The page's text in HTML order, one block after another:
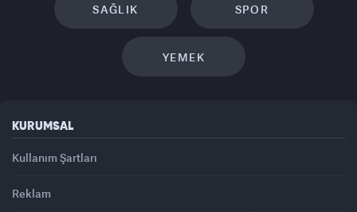
SAĞLIK SPOR
YEMEK
KURUMSAL
Kullanım Şartları
Reklam